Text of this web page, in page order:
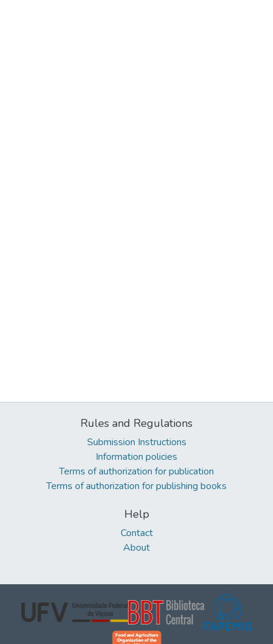
Rules and Regulations
Submission Instructions
Information policies
Terms of authorization for publication
Terms of authorization for publishing books
Help
Contact
About